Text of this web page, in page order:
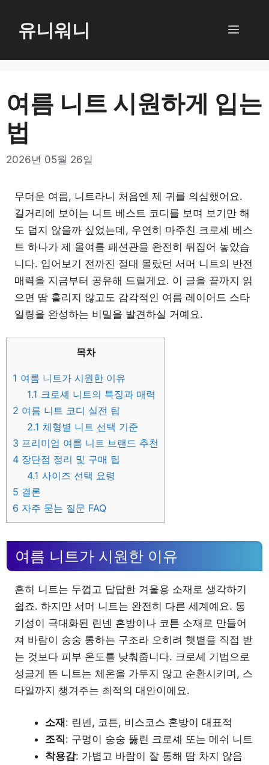
로
뛰
기
유니워니 메
여름 니트 시원하게 입는
법
2026년 05월 26일
무더운 여름, 니트라니 처음엔 제 귀를 의심했어요.
길거리에 보이는 니트 베스트 코디를 보며 보기만 해
도 덥지 않을까 싶었는데, 우연히 마주친 크로셰 베스
트 하나가 제 올여름 패션관을 완전히 뒤집어 놓았습
니다. 입어보기 전까진 절대 몰랐던 서머 니트의 반전
매력을 지금부터 공유해 드릴게요. 이 글을 끝까지 읽
으면 땀 흘리지 않고도 감각적인 여름 레이어드 스타
일링을 완성하는 비밀을 발견하실 거예요.
목차
1 여름 니트가 시원한 이유
1.1 크로셰 니트의 특징과 매력
2 여름 니트 코디 실전 팁
2.1 체형별 니트 선택 기준
3 프리미엄 여름 니트 브랜드 추천
4 장단점 정리 및 구매 팁
4.1 사이즈 선택 요령
5 결론
6 자주 묻는 질문 FAQ
여름 니트가 시원한 이유
흔히 니트는 두껍고 답답한 겨울용 소재로 생각하기
쉽죠. 하지만 서머 니트는 완전히 다른 세계예요. 통
기성이 극대화된 린넨 혼방이나 코튼 소재로 만들어
져 바람이 숭숭 통하는 구조라 오히려 햇볕을 직접 받
는 것보다 피부 온도를 낮춰줍니다. 크로셰 기법으로
성글게 뜬 니트는 체온을 가두지 않고 순환시키며, 스
타일까지 챙겨주는 최적의 대안이에요.
소재 : 린넨, 코튼, 비스코스 혼방이 대표적
조직: 구멍이 숭숭 뚫린 크로셰 또는 메쉬 니트
착용감: 가볍고 바람이 잘 통해 땀 차지 않음